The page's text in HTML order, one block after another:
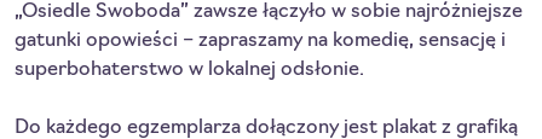
„Osiedle Swoboda” zawsze łączyło w sobie najróżniejsze
gatunki opowieści – zapraszamy na komedię, sensację i
superbohaterstwo w lokalnej odsłonie.
Do każdego egzemplarza dołączony jest plakat z grafiką